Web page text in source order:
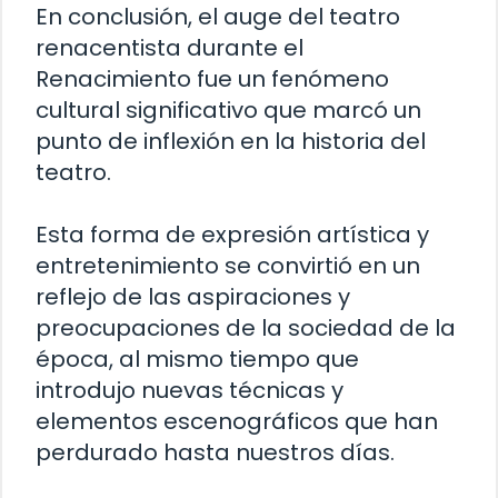
En conclusión, el auge del teatro
renacentista durante el
Renacimiento fue un fenómeno
cultural significativo que marcó un
punto de inflexión en la historia del
teatro.
Esta forma de expresión artística y
entretenimiento se convirtió en un
reflejo de las aspiraciones y
preocupaciones de la sociedad de la
época, al mismo tiempo que
introdujo nuevas técnicas y
elementos escenográficos que han
perdurado hasta nuestros días.